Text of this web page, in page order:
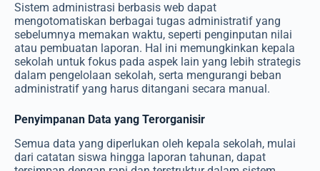
Sistem administrasi berbasis web dapat
mengotomatiskan berbagai tugas administratif yang
sebelumnya memakan waktu, seperti penginputan nilai
atau pembuatan laporan. Hal ini memungkinkan kepala
sekolah untuk fokus pada aspek lain yang lebih strategis
dalam pengelolaan sekolah, serta mengurangi beban
administratif yang harus ditangani secara manual.
Penyimpanan Data yang Terorganisir
Semua data yang diperlukan oleh kepala sekolah, mulai
dari catatan siswa hingga laporan tahunan, dapat